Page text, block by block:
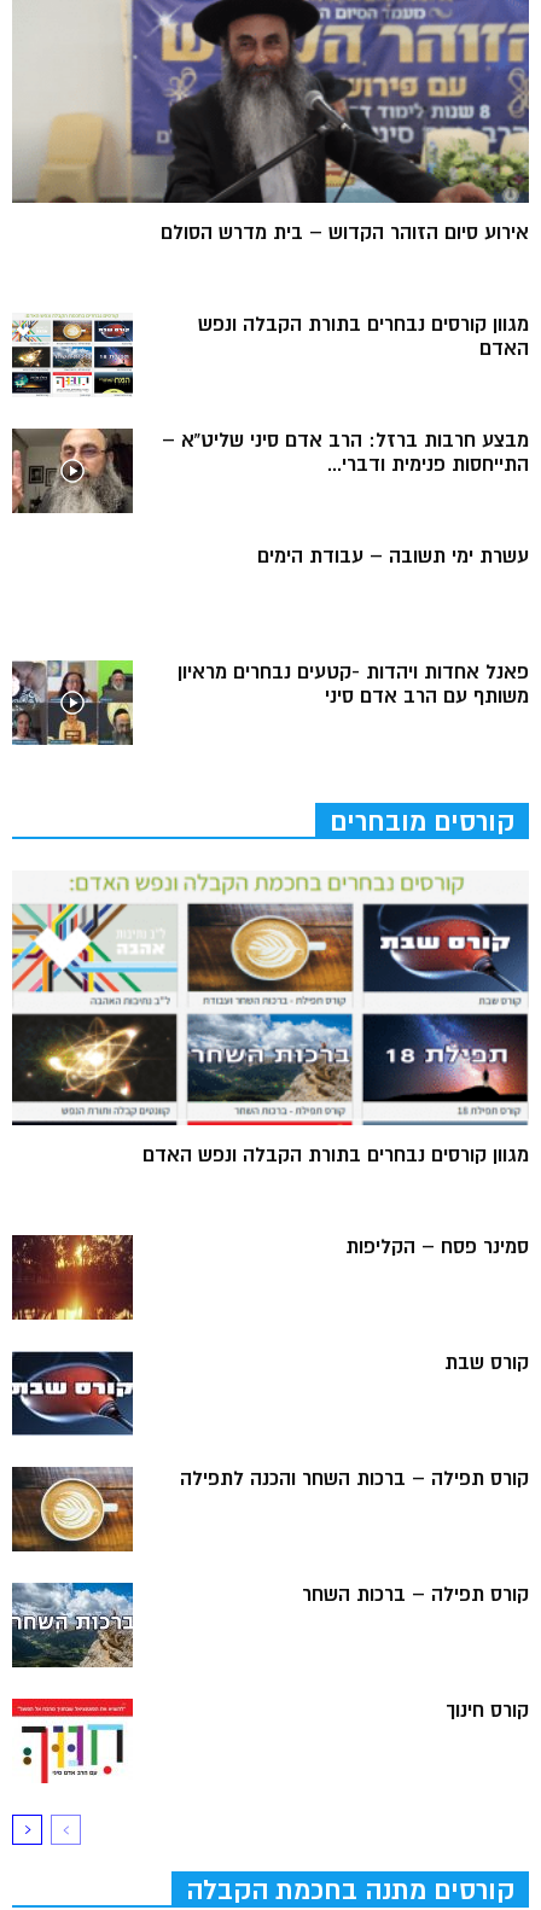
אירוע סיום הזוהר הקדוש – בית מדרש הסולם
מגוון קורסים נבחרים בתורת הקבלה ונפש
האדם
מבצע חרבות ברזל: הרב אדם סיני שליט”א –
התייחסות פנימית ודברי...
עשרת ימי תשובה – עבודת הימים
פאנל אחדות ויהדות -קטעים נבחרים מראיון
משותף עם הרב אדם סיני
קורסים מובחרים
מגוון קורסים נבחרים בתורת הקבלה ונפש האדם
סמינר פסח – הקליפות
קורס שבת
קורס תפילה – ברכות השחר והכנה לתפילה
קורס תפילה – ברכות השחר
קורס חינוך
קורסים מתנה בחכמת הקבלה